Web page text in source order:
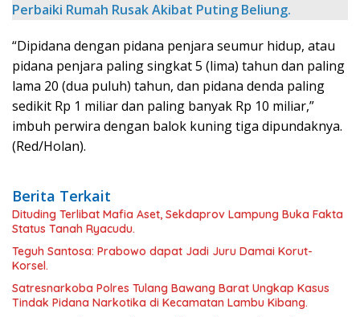
Perbaiki Rumah Rusak Akibat Puting Beliung.
“Dipidana dengan pidana penjara seumur hidup, atau
pidana penjara paling singkat 5 (lima) tahun dan paling
lama 20 (dua puluh) tahun, dan pidana denda paling
sedikit Rp 1 miliar dan paling banyak Rp 10 miliar,”
imbuh perwira dengan balok kuning tiga dipundaknya.
(Red/Holan).
Berita Terkait
Dituding Terlibat Mafia Aset, Sekdaprov Lampung Buka Fakta
Status Tanah Ryacudu.
Teguh Santosa: Prabowo dapat Jadi Juru Damai Korut-
Korsel.
Satresnarkoba Polres Tulang Bawang Barat Ungkap Kasus
Tindak Pidana Narkotika di Kecamatan Lambu Kibang.